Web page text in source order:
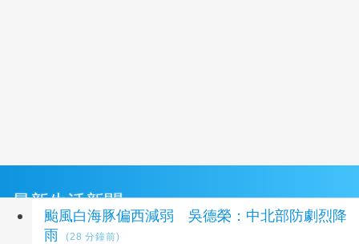
最新生活新聞
颱風白海豚偏西減弱 吳德榮：中北部防劇烈降
雨
(28 分鐘前)